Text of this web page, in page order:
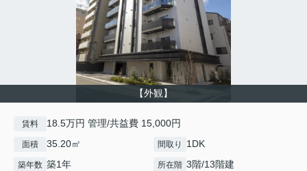
【外観】
賃料 18.5万円 管理/共益費 15,000円
面積 35.20㎡ 間取り 1DK
築年数 築1年 所在階 3階/13階建